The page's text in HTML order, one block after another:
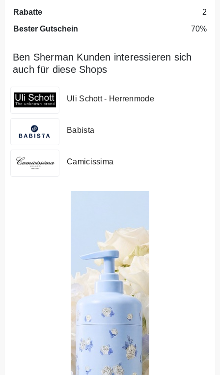
Rabatte
2
Bester Gutschein
70%
Ben Sherman Kunden interessieren sich
auch für diese Shops
Uli Schott - Herrenmode
Babista
Camicissima